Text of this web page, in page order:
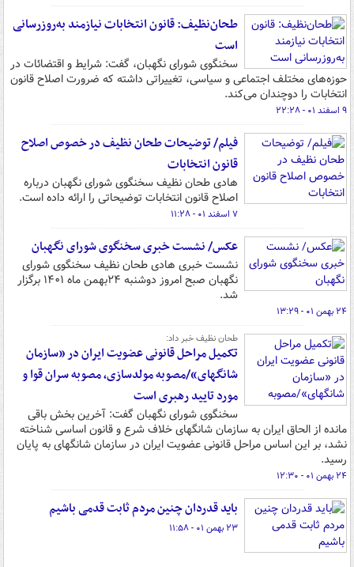
طحان‌نظیف: قانون انتخابات نیازمند به‌روزرسانی
است
سخنگوی شورای نگهبان، گفت: شرایط و اقتضائات در
حوزه‌های مختلف اجتماعی و سیاسی، تغییراتی داشته که ضرورت اصلاح قانون
انتخابات را دوچندان می‌کند.
۹ اسفند ۰۱ - ۲۲:۲۸
فیلم/ توضیحات طحان نظیف در خصوص اصلاح
قانون انتخابات
هادی طحان نظیف سخنگوی شورای نگهبان درباره
اصلاح قانون انتخابات توضیحاتی را ارائه داده است.
۷ اسفند ۰۱ - ۱۱:۲۸
عکس/ نشست خبری سخنگوی شورای نگهبان
نشست خبری هادی طحان نظیف سخنگوی شورای
نگهبان صبح امروز دوشنبه ۲۴بهمن ماه ۱۴۰۱ برگزار
شد.
۲۴ بهمن ۰۱ - ۱۳:۲۹
طحان نظیف خبر داد:
تکمیل مراحل قانونی عضویت ایران در «سازمان
شانگهای»/مصوبه مولدسازی، مصوبه سران قوا و
مورد تایید رهبری است
سخنگوی شورای نگهبان گفت: آخرین بخش باقی
مانده از الحاق ایران به سازمان شانگهای خلاف شرع و قانون اساسی شناخته
نشد، بر این اساس مراحل قانونی عضویت ایران در سازمان شانگهای به پایان
رسید.
۲۴ بهمن ۰۱ - ۱۲:۳۰
باید قدردان چنین مردم ثابت قدمی باشیم
۲۳ بهمن ۰۱ - ۱۱:۵۸